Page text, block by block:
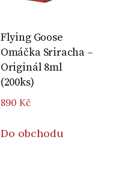
Flying Goose
Omáčka Sriracha –
Originál 8ml
(200ks)
890 Kč
Do obchodu